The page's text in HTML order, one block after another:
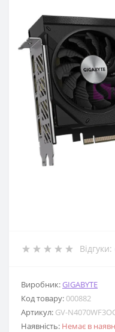
Відгуки:
Виробник:GIGABYTE
Код товару:000882
Артикул: GV-
Наявність: Немає в